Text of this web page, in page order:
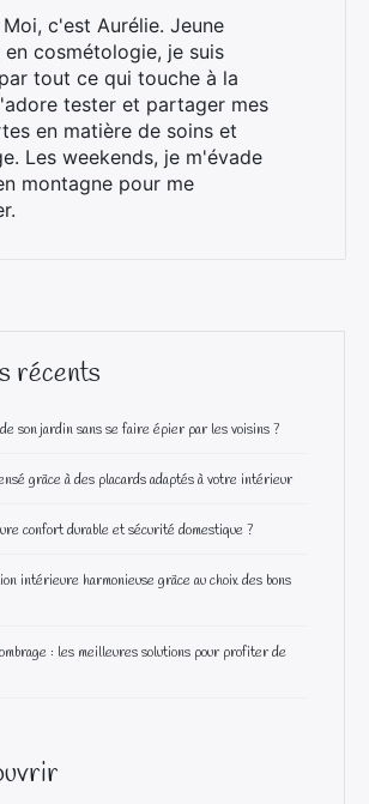
c'est Aurélie. Jeune
cosmétologie, je suis
tout ce qui touche à la
tester et partager mes
en matière de soins et
Les weekends, je m'évade
montagne pour me
récents
son jardin sans se faire épier par les voisins ?
grâce à des placards adaptés à votre intérieur
confort durable et sécurité domestique ?
intérieure harmonieuse grâce au choix des bons
: les meilleures solutions pour profiter de